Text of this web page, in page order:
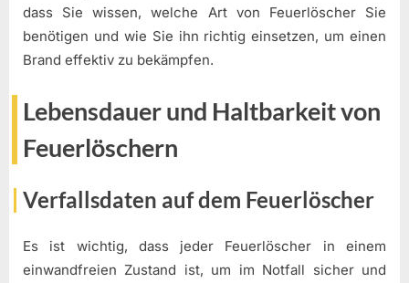
dass Sie wissen, welche Art von Feuerlöscher Sie
benötigen und wie Sie ihn richtig einsetzen, um einen
Brand effektiv zu bekämpfen.
Lebensdauer und Haltbarkeit von
Feuerlöschern
Verfallsdaten auf dem Feuerlöscher
Es ist wichtig, dass jeder Feuerlöscher in einem
einwandfreien Zustand ist, um im Notfall sicher und